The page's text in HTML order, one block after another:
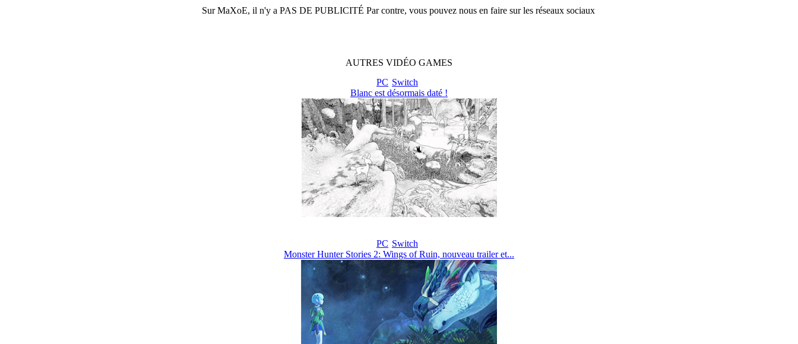
SurMaXoE, il n'y a PAS DE PUBLICITÉ Par contre, vous pouvez nous en faire sur les réseaux sociaux
AUTRES VIDÉO GAMES
PC Switch
Blanc est désormais daté !
PC Switch
Monster Hunter Stories 2: Wings of Ruin, nouveau trailer et...